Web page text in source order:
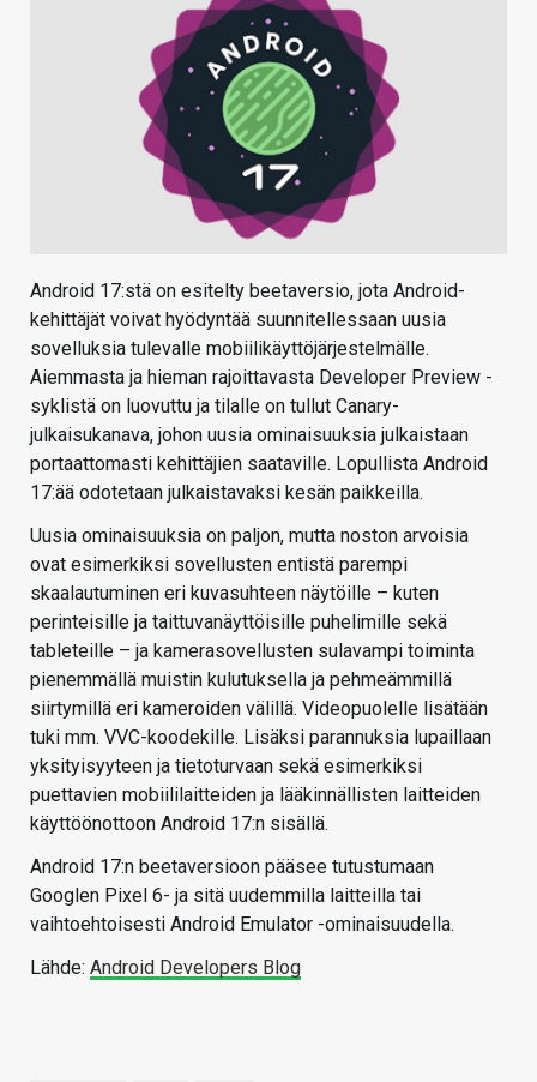
Android 17:stä on esitelty beetaversio, jota Android-
kehittäjät voivat hyödyntää suunnitellessaan uusia
sovelluksia tulevalle mobiilikäyttöjärjestelmälle.
Aiemmasta ja hieman rajoittavasta Developer Preview -
syklistä on luovuttu ja tilalle on tullut Canary-
julkaisukanava, johon uusia ominaisuuksia julkaistaan
portaattomasti kehittäjien saataville. Lopullista Android
17:ää odotetaan julkaistavaksi kesän paikkeilla.
Uusia ominaisuuksia on paljon, mutta noston arvoisia
ovat esimerkiksi sovellusten entistä parempi
skaalautuminen eri kuvasuhteen näytöille – kuten
perinteisille ja taittuvanäyttöisille puhelimille sekä
tableteille – ja kamerasovellusten sulavampi toiminta
pienemmällä muistin kulutuksella ja pehmeämmillä
siirtymillä eri kameroiden välillä. Videopuolelle lisätään
tuki mm. VVC-koodekille. Lisäksi parannuksia lupaillaan
yksityisyyteen ja tietoturvaan sekä esimerkiksi
puettavien mobiililaitteiden ja lääkinnällisten laitteiden
käyttöönottoon Android 17:n sisällä.
Android 17:n beetaversioon pääsee tutustumaan
Googlen Pixel 6- ja sitä uudemmilla laitteilla tai
vaihtoehtoisesti Android Emulator -ominaisuudella.
Lähde: Android Developers Blog